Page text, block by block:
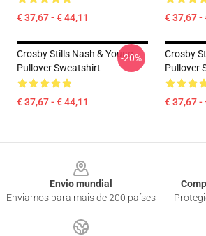
€ 37,67 - € 44,11 € 37,67 -
Crosby Stills Nash & Young
Pullover Sweatshirt
€ 37,67 - € 44,11
-20%
Crosby
Pullover
€ 37,67 -
Envio mundial
Enviamos para mais de 200 países